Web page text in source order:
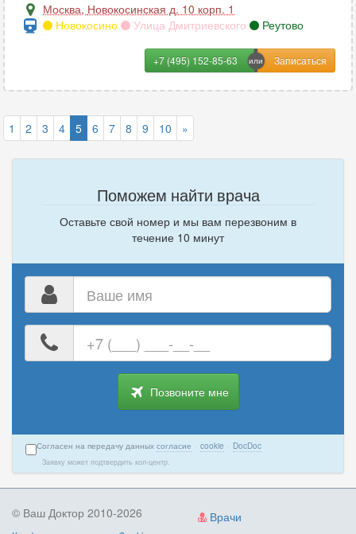
Москва, Новокосинская д. 10 корп. 1
Новокосино
Улица Дмитриевского Реутово
+7 (495) 152-85-63
1 2 3 4 5 6 7 8 9 10 »
Поможем найти врача
Оставьте свой номер и мы вам перезвоним в
течение 10 минут
номер
телефона
Позвоните мне
Согласен на передачу данных согласие · cookie · DocDoc
Заявку может подтвердить кол-центр.
Врачи
© Ваш Доктор 2010-2026